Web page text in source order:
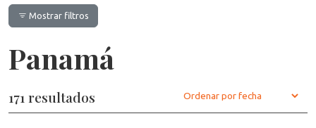
Panamá
171 resultados
Mostrar filtros